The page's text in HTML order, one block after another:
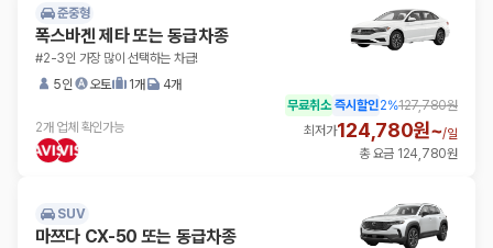
준중형
폭스바겐 제타 또는 동급차종
#2-3인 가장 많이 선택하는 차급!
5인
오토 1개 4개
2개 업체 확인가능
무료취소 즉시할인2%127,780원
최저가124,780원~/일
총 요금 124,780원
SUV
마쯔다 CX-50 또는 동급차종